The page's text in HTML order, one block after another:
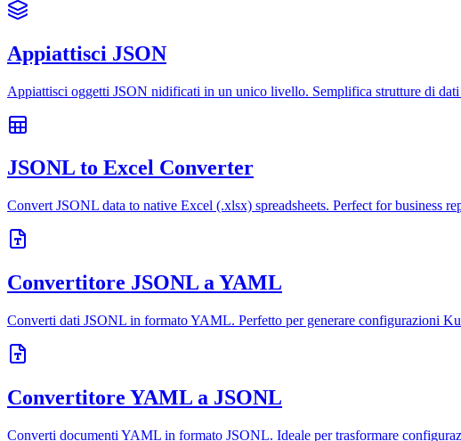
Appiattisci JSON
Appiattisci oggetti JSON nidificati in un unico livello. Semplifica strutture di dati
JSONL to Excel Converter
Convert JSONL data to native Excel (.xlsx) spreadsheets. Perfect for business
Convertitore JSONL a YAML
Converti dati JSONL in formato YAML. Perfetto per generare configurazioni
Convertitore YAML a JSONL
Converti documenti YAML in formato JSONL. Ideale per trasformare